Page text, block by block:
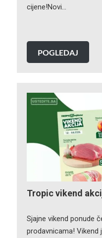
cijene!Novi…
POGLEDAJ
Tropic vikend
Sjajne vikend ponude
prodavnicama! Vikend